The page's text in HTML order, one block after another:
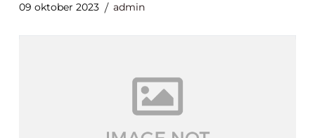
09 oktober 2023 admin